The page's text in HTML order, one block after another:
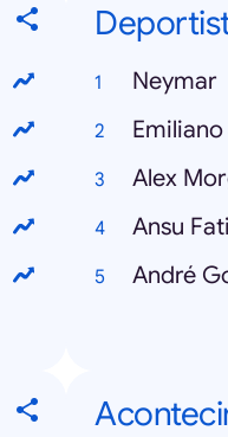
Neymar
Emiliano
Alex
Ansu Fati
André